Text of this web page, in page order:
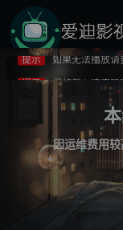
提示
提示
如果无法播放请
提示
视频载入速度跟
不要轻易相信
因运维费用